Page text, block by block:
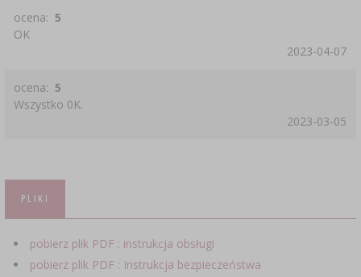
ocena: 5
OK
2023-04-07
ocena: 5
Wszystko 0K.
2023-03-05
PLIKI
pobierz plik PDF : instrukcja obsługi
pobierz plik PDF : Instrukcja bezpieczeństwa